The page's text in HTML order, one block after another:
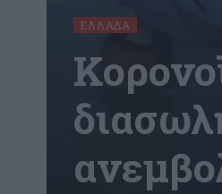
ΕΛΛΆΔΑ